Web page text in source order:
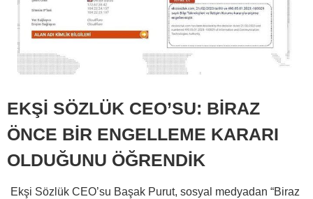
EKŞİ SÖZLÜK CEO’SU: BİRAZ
ÖNCE BİR ENGELLEME KARARI
OLDUĞUNU ÖĞRENDİK
Ekşi Sözlük CEO’su Başak Purut, sosyal medyadan “Biraz